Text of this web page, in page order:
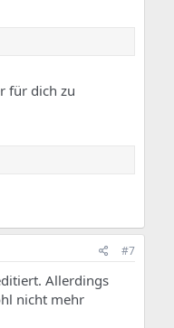
für dich zu
#7
Allerdings
nicht mehr